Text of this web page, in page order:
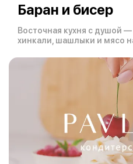
Баран и бисер
Восточная кухня с душой
хинкали, шашлыки и мясо